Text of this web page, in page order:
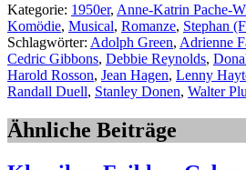
Kategorie: 1950er, Anne-Katrin Pache-
Komödie, Musical, Romanze, Stephan
Schlagwörter: Adolph Green, Adrienne
Cedric Gibbons, Debbie Reynolds,
Harold Rosson, Jean Hagen, Lenny
Randall Duell, Stanley Donen, Walter
Ähnliche Beiträge